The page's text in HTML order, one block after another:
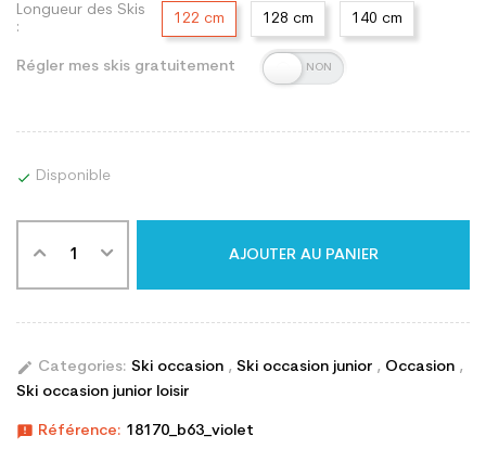
Longueur des Skis
:
122 cm 128 cm 140 cm
Régler mes skis gratuitement
 Disponible
AJOUTER AU PANIER
edit Categories: Ski occasion , Ski occasion junior , Occasion ,
Ski occasion junior loisir
announcement Référence: 18170_b63_violet